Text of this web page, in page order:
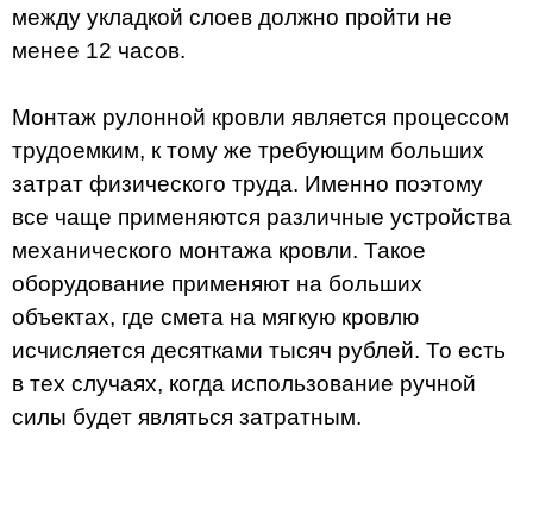
между укладкой слоев должно пройти не
менее 12 часов.
Монтаж рулонной кровли является процессом
трудоемким, к тому же требующим больших
затрат физического труда. Именно поэтому
все чаще применяются различные устройства
механического монтажа кровли. Такое
оборудование применяют на больших
объектах, где смета на мягкую кровлю
исчисляется десятками тысяч рублей. То есть
в тех случаях, когда использование ручной
силы будет являться затратным.